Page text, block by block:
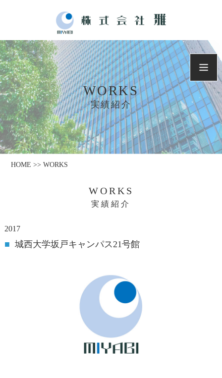
WORKS
実績紹介
HOME >> WORKS
WORKS
実績紹介
2017
■ 城西大学坂戸キャンパス21号館